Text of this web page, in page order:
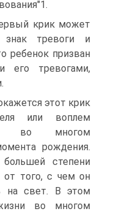
крик может
тревоги и
ребенок призван
тревогами,
этот крик
или воплем
во многом
рождения.
степени
от того, с чем он
на свет. В этом
во многом